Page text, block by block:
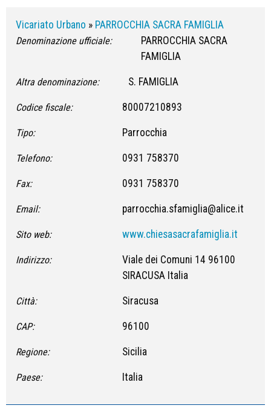
Vicariato Urbano » PARROCCHIA SACRA FAMIGLIA
Denominazione ufficiale:
PARROCCHIA SACRA
FAMIGLIA
Altra denominazione: S. FAMIGLIA
Codice fiscale: 80007210893
Tipo: Parrocchia
Telefono: 0931 758370
Fax: 0931 758370
Email: parrocchia.sfamiglia@alice.it
Sito web: www.chiesasacrafamiglia.it
Indirizzo:
Viale dei Comuni 14 96100
SIRACUSA Italia
Città: Siracusa
CAP: 96100
Regione: Sicilia
Paese: Italia